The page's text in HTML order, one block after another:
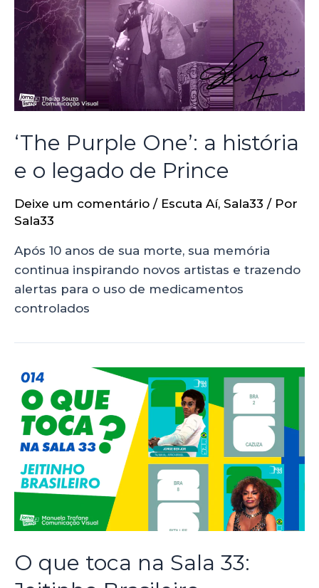
‘The Purple One’: a história
e o legado de Prince
Deixe um comentário / Escuta Aí, Sala33 / Por
Sala33
Após 10 anos de sua morte, sua memória
continua inspirando novos artistas e trazendo
alertas para o uso de medicamentos
controlados
O que toca na Sala 33: